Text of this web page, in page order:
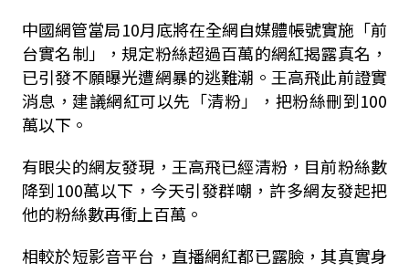
中國網管當局10月底將在全網自媒體帳號實施「前
台實名制」，規定粉絲超過百萬的網紅揭露真名，
已引發不願曝光遭網暴的逃難潮。王高飛此前證實
消息，建議網紅可以先「清粉」，把粉絲刪到100
萬以下。
有眼尖的網友發現，王高飛已經清粉，目前粉絲數
降到100萬以下，今天引發群嘲，許多網友發起把
他的粉絲數再衝上百萬。
相較於短影音平台，直播網紅都已露臉，其真實身